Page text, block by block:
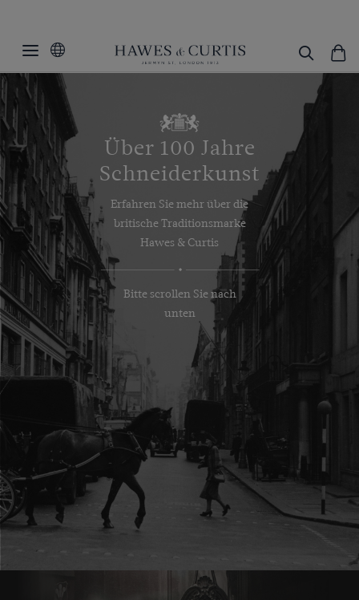
Über 100 Jahre
Schneiderkunst
Erfahren Sie mehr über die
britische Traditionsmarke
Hawes & Curtis
Bitte scrollen Sie nach
unten